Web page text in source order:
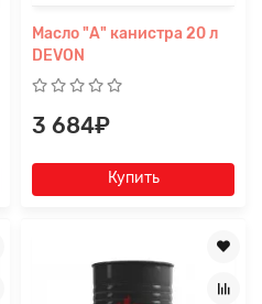
Масло "А" канистра 20 л
DEVON
3 684₽
Купить